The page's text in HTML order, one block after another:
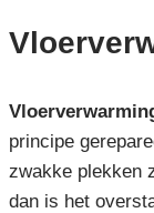
principe
zwakke plekken
dan is het